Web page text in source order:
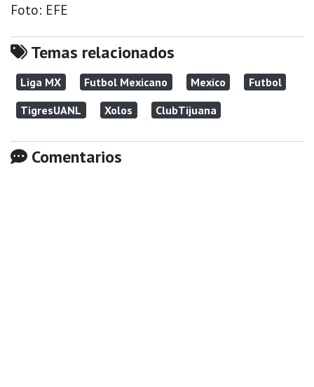
Foto: EFE
Temas relacionados
Liga MX Futbol Mexicano Mexico
Futbol
TigresUANL
Xolos ClubTijuana
Comentarios